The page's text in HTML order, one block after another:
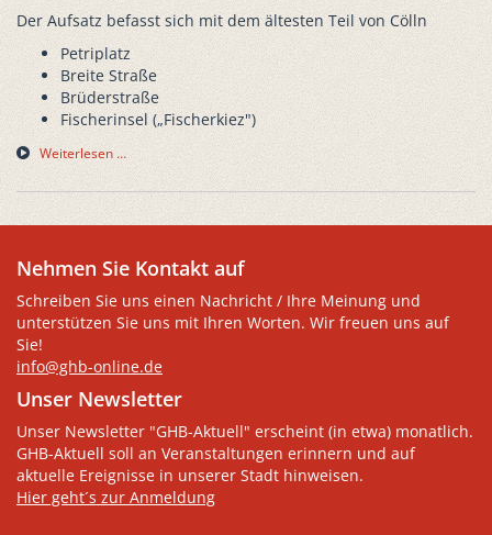
Der Aufsatz befasst sich mit dem ältesten Teil von Cölln
Petriplatz
Breite Straße
Brüderstraße
Fischerinsel („Fischerkiez")
Weiterlesen …
Nehmen Sie Kontakt auf
Schreiben Sie uns einen Nachricht / Ihre Meinung und
unterstützen Sie uns mit Ihren Worten. Wir freuen uns auf
Sie!
info@ghb-online.de
Unser Newsletter
Unser Newsletter "GHB-Aktuell" erscheint (in etwa) monatlich.
GHB-Aktuell soll an Veranstaltungen erinnern und auf
aktuelle Ereignisse in unserer Stadt hinweisen.
Hier geht´s zur Anmeldung